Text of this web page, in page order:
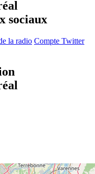
sociaux
la radio Compte Twitter